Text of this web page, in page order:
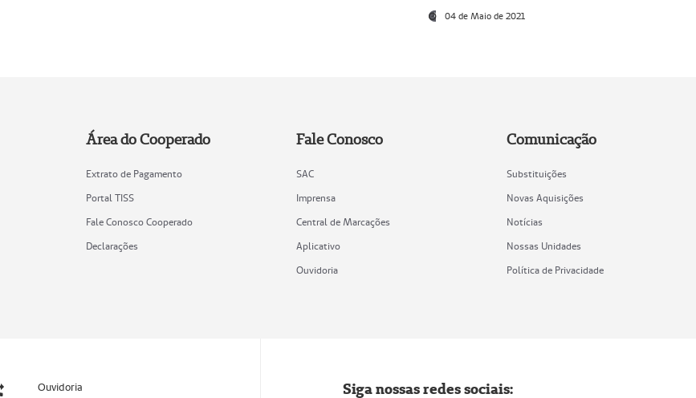
04 de Maio de 2021
Área do Cooperado
Extrato de Pagamento
Portal TISS
Fale Conosco Cooperado
Declarações
Fale Conosco
SAC
Imprensa
Central de Marcações
Aplicativo
Ouvidoria
Comunicação
Substituições
Novas Aquisições
Notícias
Nossas Unidades
Política de Privacidade
Ouvidoria Siga nossas redes sociais: